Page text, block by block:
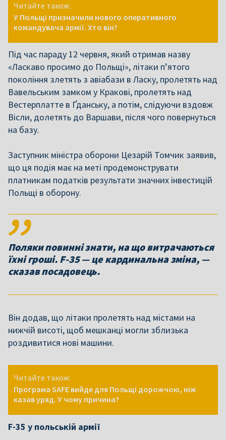
Читайте також:
У Польщі призначили нового оперативного
командувача армії. Хто він?
Під час параду 12 червня, який отримав назву
«Ласкаво просимо до Польщі», літаки п’ятого
покоління злетять з авіабази в Ласку, пролетять над
Вавельським замком у Кракові, пролетять над
Вестерплатте в Ґданську, а потім, слідуючи вздовж
Вісли, долетять до Варшави, після чого повернуться
на базу.
Заступник міністра оборони Цезарій Томчик заявив,
що ця подія має на меті продемонструвати
платникам податків результати значних інвестицій
Польщі в оборону.
Поляки повинні знати, на що витрачаються
їхні гроші. F-35 — це кардинальна зміна, —
сказав посадовець.
Він додав, що літаки пролетять над містами на
нижчій висоті, щоб мешканці могли зблизька
роздивитися нові машини.
Читайте також:
Програма SAFE вийде для Польщі дорожчою, ніж
казав уряд. У чому причина?
F-35 у польській армії